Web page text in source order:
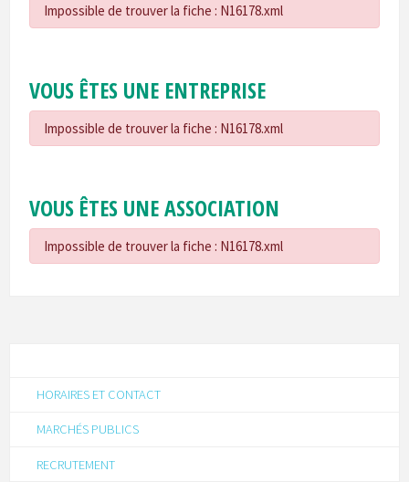
Impossible de trouver la fiche : N16178.xml
VOUS ÊTES UNE ENTREPRISE
Impossible de trouver la fiche : N16178.xml
VOUS ÊTES UNE ASSOCIATION
Impossible de trouver la fiche : N16178.xml
HORAIRES ET CONTACT
MARCHÉS PUBLICS
RECRUTEMENT